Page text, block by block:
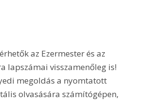
az Ezermester és az
lapszámai visszamenőleg is!
megoldás a nyomtatott
olvasására számítógépen,